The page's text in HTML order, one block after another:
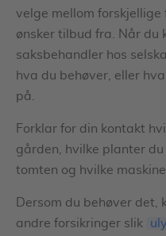
velge mellom forskjellige
ønsker tilbud fra. Når du
saksbehandler hos
hva du behøver, eller
på.
Forklar for din kontakt
gården, hvilke planter
tomten og hvilke
Dersom du behøver
andre forsikringer slik